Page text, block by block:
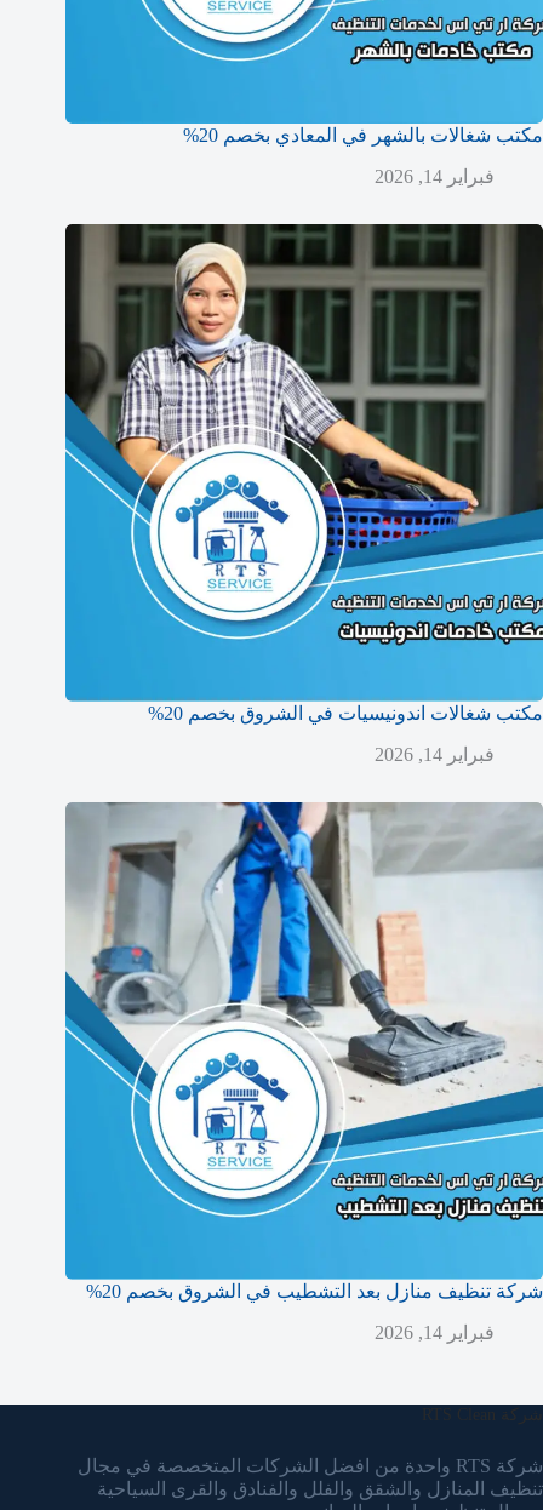
مكتب شغالات بالشهر في المعادي بخصم 20%
فبراير 14, 2026
مكتب شغالات اندونيسيات في الشروق بخصم 20%
فبراير 14, 2026
شركة تنظيف منازل بعد التشطيب في الشروق بخصم 20%
فبراير 14, 2026
شركة RTS Clean
شركة RTS واحدة من افضل الشركات المتخصصة في مجال
تنظيف المنازل والشقق والفلل والفنادق والقرى السياحية